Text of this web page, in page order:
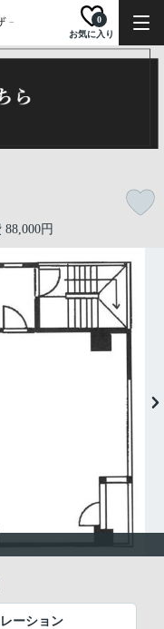
お気に入り
0
円
ーション